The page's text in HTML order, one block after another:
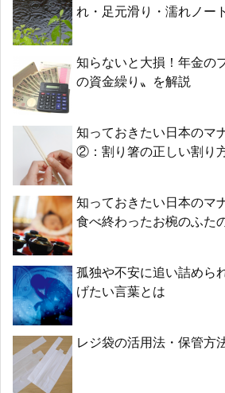
れ・足元滑り・濡れノー
知らないと大損！年金の
の資金繰り〟を解説
知っておきたい日本のマ
②：割り箸の正しい割り方
知っておきたい日本のマ
食べ終わったお椀のふた
孤独や不安に追い詰めら
げたい言葉とは
レジ袋の活用法・保管方